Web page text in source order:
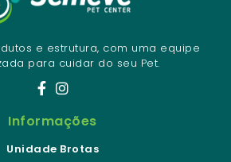
e estrutura, com uma equipe
para cuidar do seu Pet.
Informações
Unidade Brotas